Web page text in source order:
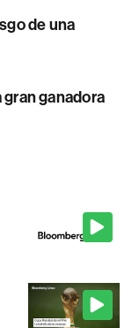
de una
ganadora